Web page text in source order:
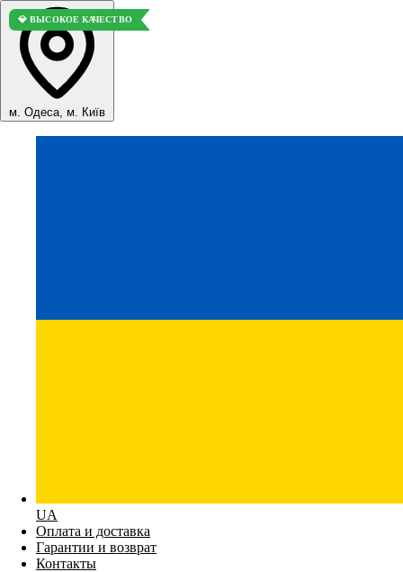
м. Одеса, м. Київ
UA
Оплата и доставка
Гарантии и возврат
Контакты
💎 ВЫСОКОЕ КАЧЕСТВО